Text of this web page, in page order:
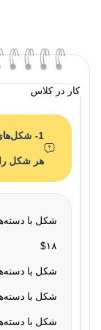
کار در کلاس
1-
هر شکل
۱۸$
شکل با دسته‌های ۶ تایی: $۶ +
شکل با دسته‌های ۵ تایی: $۵ + ۵ +
شکل با دسته‌های ۴ تایی: $۴ + ۴ +